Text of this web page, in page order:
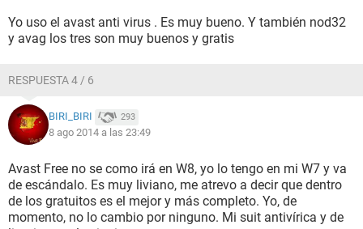
Yo uso el avast anti virus . Es muy bueno. Y también nod32
y avag los tres son muy buenos y gratis
RESPUESTA 4 / 6
BIRI_BIRI 293
8 ago 2014 a las 23:49
Avast Free no se como irá en W8, yo lo tengo en mi W7 y va
de escándalo. Es muy liviano, me atrevo a decir que dentro
de los gratuitos es el mejor y más completo. Yo, de
momento, no lo cambio por ninguno. Mi suit antivírica y de